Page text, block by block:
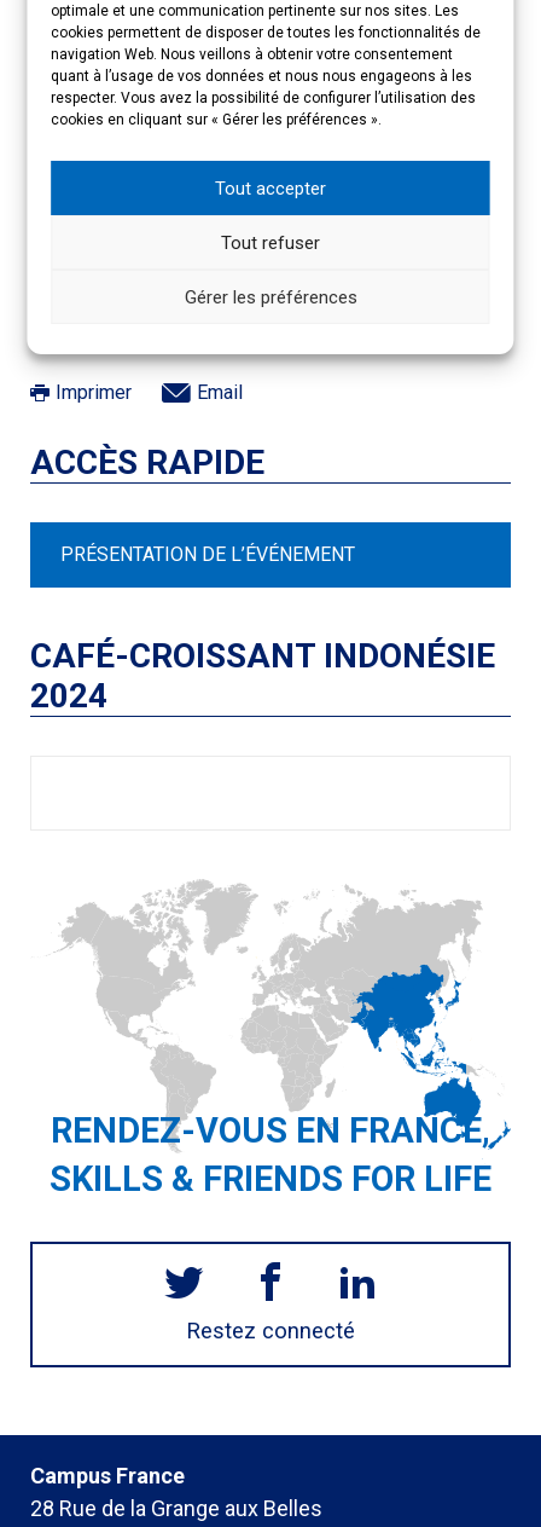
optimale et une communication pertinente sur nos sites. Les
cookies permettent de disposer de toutes les fonctionnalités de
navigation Web. Nous veillons à obtenir votre consentement
quant à l’usage de vos données et nous nous engageons à les
respecter. Vous avez la possibilité de configurer l’utilisation des
cookies en cliquant sur « Gérer les préférences ».
Tout accepter
Tout refuser
Gérer les préférences
Le lien de connexion à cet événement vous seront
transmis ultérieurement.
Ce Café-croissant Indonésie estgratuitet uniquement
réservé aux établissementsadhérentsau Forum
Campus France.
Imprimer Email
ACCÈS RAPIDE
PRÉSENTATION DE L’ÉVÉNEMENT
CAFÉ-CROISSANT INDONÉSIE
2024
RENDEZ-VOUS EN FRANCE,
SKILLS & FRIENDS FOR LIFE
Restez connecté
Campus France
28 Rue de la Grange aux Belles